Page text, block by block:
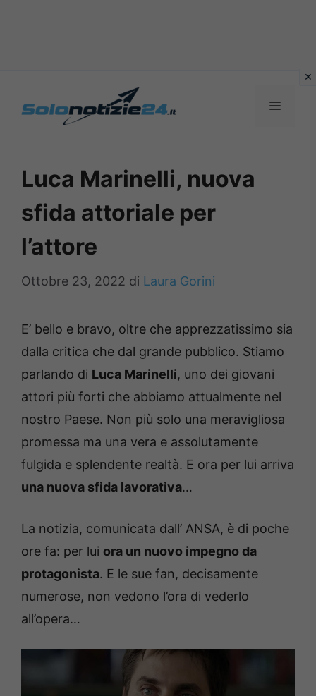
MENU
Luca Marinelli, nuova
sfida attoriale per
l’attore
Ottobre 23, 2022 di Laura Gorini
E’ bello e bravo, oltre che apprezzatissimo sia
dalla critica che dal grande pubblico. Stiamo
parlando di Luca Marinelli, uno dei giovani
attori più forti che abbiamo attualmente nel
nostro Paese. Non più solo una meravigliosa
promessa ma una vera e assolutamente
fulgida e splendente realtà. E ora per lui arriva
una nuova sfida lavorativa…
La notizia, comunicata dall’ ANSA, è di poche
ore fa: per lui ora un nuovo impegno da
protagonista. E le sue fan, decisamente
numerose, non vedono l’ora di vederlo
all’opera…